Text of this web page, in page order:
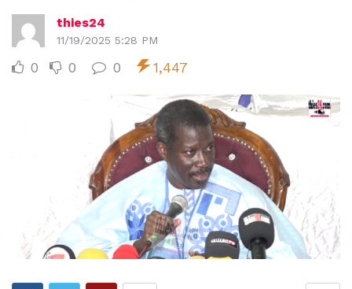
thies24
11/19/2025 5:28 PM
0 0 0 1,447